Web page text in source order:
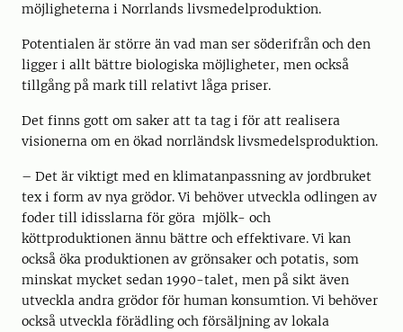
möjligheterna i Norrlands livsmedelproduktion.
Potentialen är större än vad man ser söderifrån och den
ligger i allt bättre biologiska möjligheter, men också
tillgång på mark till relativt låga priser.
Det finns gott om saker att ta tag i för att realisera
visionerna om en ökad norrländsk livsmedelsproduktion.
– Det är viktigt med en klimatanpassning av jordbruket
tex i form av nya grödor. Vi behöver utveckla odlingen av
foder till idisslarna för göra mjölk- och
köttproduktionen ännu bättre och effektivare. Vi kan
också öka produktionen av grönsaker och potatis, som
minskat mycket sedan 1990-talet, men på sikt även
utveckla andra grödor för human konsumtion. Vi behöver
också utveckla förädling och försäljning av lokala